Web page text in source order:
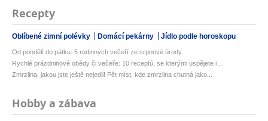
Recepty
Oblíbené zimní polévky Domácí pekárny Jídlo podle horoskopu
Od pondělí do pátku: 5 rodinných večeří ze srpnové úrody
Rychlé prázdninové obědy či večeře: 10 receptů, se kterými uspějete i ...
Zmrzlina, jakou jste ještě nejedli! Pět míst, kde zmrzlina chutná jako...
Hobby a zábava